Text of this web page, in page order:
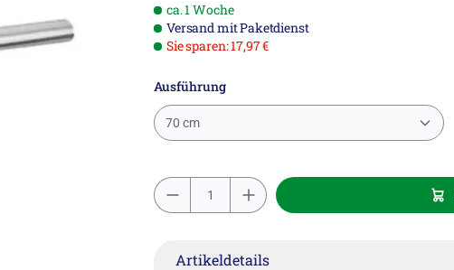
ca. 1 Woche
Versand mit Paketdienst
Sie sparen: 17,97 €
Ausführung
70 cm
Artikeldetails